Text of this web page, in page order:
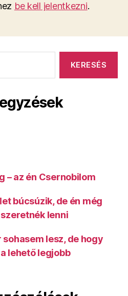
be kell jelentkezni.
– az én Csernobilom
búcsúzik, de én még
lenni
lesz, de hogy
lehető legjobb